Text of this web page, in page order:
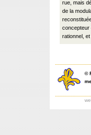
rue, mais
de la
concepteur
rationnel,
©